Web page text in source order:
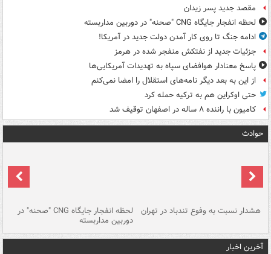
مقصد جدید پسر زیدان
لحظه انفجار جایگاه CNG "صحنه" در دوربین مداربسته
ادامه جنگ تا روی کار آمدن دولت جدید در آمریکا!
جزئیات جدید از نفتکش منفجر شده در هرمز
پاسخ معنادار هوافضای سپاه به تهدیدات آمریکایی‌ها
از این به بعد دیگر نامه‌های استقلال را امضا نمی‌کنم
حتی اوکراین هم به ترکیه حمله کرد
کامیون با راننده ۸ ساله در اصفهان توقیف شد
حوادث
هشدار نسبت به وفوع تندباد در تهران لحظه انفجار جایگاه CNG "صحنه" در
دوربین مداربسته
آخرین اخبار